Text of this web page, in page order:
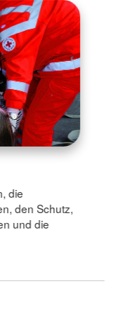
die
den Schutz,
und die